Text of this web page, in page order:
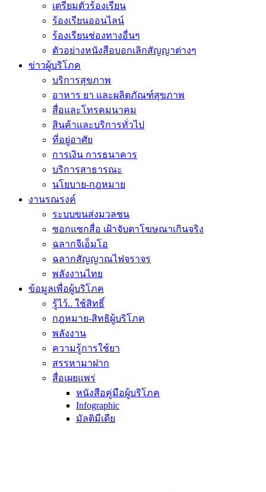
เตรียมตัวร้องเรียน
ร้องเรียนออนไลน์
ร้องเรียนช่องทางอื่นๆ
ตัวอย่างหนังสือบอกเลิกสัญญาต่างๆ
ข่าวผู้บริโภค
บริการสุขภาพ
อาหาร ยา และผลิตภัณฑ์สุขภาพ
สื่อและโทรคมนาคม
สินค้าและบริการทั่วไป
ที่อยู่อาศัย
การเงิน การธนาคาร
บริการสาธารณะ
นโยบาย-กฎหมาย
งานรณรงค์
ระบบขนส่งมวลชน
ซอกแซกสื่อ เฝ้าจับตาโฆษณาเกินจริง
ฉลากจีเอ็มโอ
ฉลากสัญญาณไฟจราจร
พลังงานไทย
ข้อมูลเพื่อผู้บริโภค
รู้ไว้.. ใช้สิทธิ์
กฎหมาย-สิทธิผู้บริโภค
พลังงาน
ความรู้การใช้ยา
สรรหามาฝาก
สื่อเผยแพร่
หนังสือคู่มือผู้บริโภค
Infographic
มัลติมีเดีย